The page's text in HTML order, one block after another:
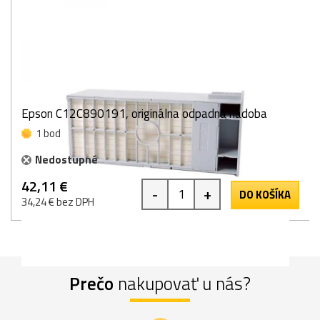
Epson C12C890191, originálna odpadná nádoba
1 bod
Nedostupné
42,11 €
34,24 € bez DPH - + DO KOŠÍKA
Prečo nakupovať u nás?